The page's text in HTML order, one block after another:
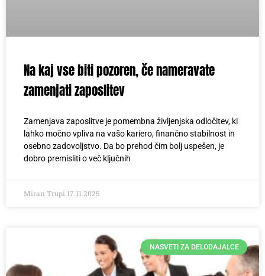
Na kaj vse biti pozoren, če nameravate
zamenjati zaposlitev
Zamenjava zaposlitve je pomembna življenjska odločitev, ki
lahko močno vpliva na vašo kariero, finančno stabilnost in
osebno zadovoljstvo. Da bo prehod čim bolj uspešen, je
dobro premisliti o več ključnih
Miran Trupi 17.11.2025
NASVETI ZA DELODAJALCE